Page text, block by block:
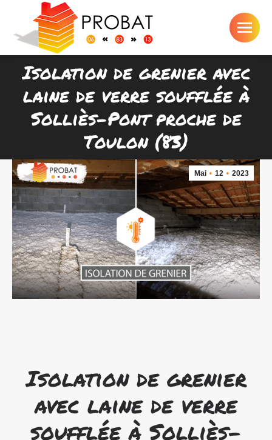
Isolation de grenier avec
laine de verre soufflée à
Solliès-Pont proche de
Toulon (83)
Vous êtes ici :
Mai 12 2023
Isolation de grenier
avec laine de verre
soufflée à Solliès-